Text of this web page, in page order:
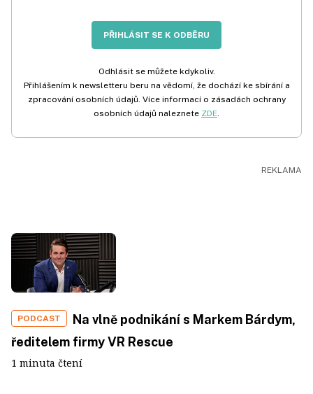
PŘIHLÁSIT SE K ODBĚRU
Odhlásit se můžete kdykoliv.
Přihlášením k newsletteru beru na vědomí, že dochází ke sbírání a
zpracování osobních údajů. Více informací o zásadách ochrany
osobních údajů naleznete ZDE.
PODCAST
Na vlně podnikání s Markem Bárdym,
ředitelem firmy VR Rescue
1 minuta čtení